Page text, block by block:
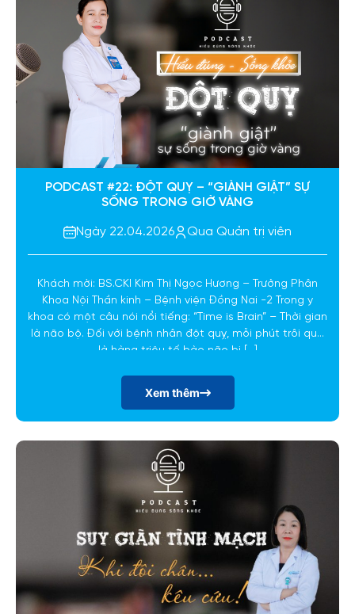
PODCAST #22: ĐỘT QUỴ – “GIÀNH GIẬT” SỰ
SỐNG TRONG GIỜ VÀNG
Ngày 22.04.2026 Qua Quản trị viên
Khách mời: BS.CKI Kim Thị Ngọc Hương – Trưởng Phân
Khoa Nội Thần kinh – Bệnh viện Đồng Nai -2 Trong y
khoa có một câu nói nổi tiếng: “Time is Brain” – Thời gian
là não bộ. Đối với bệnh nhân đột quỵ, mỗi phút trôi qua
là hàng triệu tế bào não bị […]
Xem thêm